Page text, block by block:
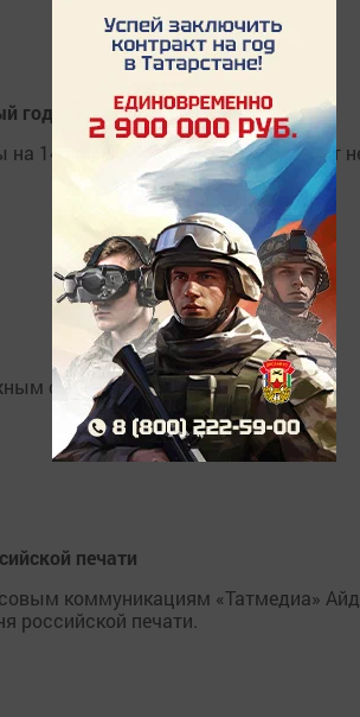
год
на 14 января: ночью и днем пройдет
сетом.
печати
коммуникациям «Татмедиа»
российской печати.